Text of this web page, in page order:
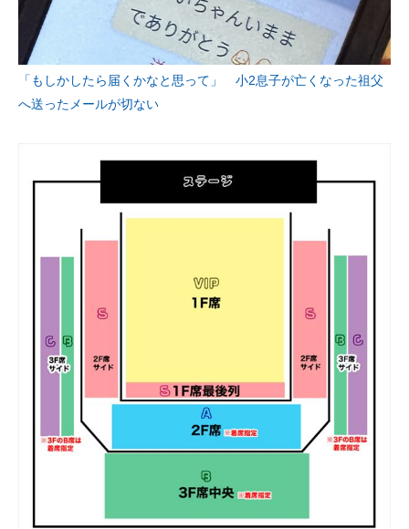
「もしかしたら届くかなと思って」 小2息子が亡くなった祖父
へ送ったメールが切ない